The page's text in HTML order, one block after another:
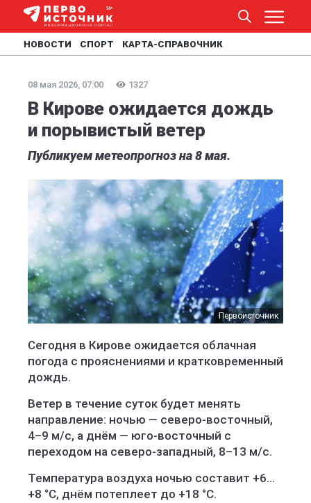
НОВОСТИ СПОРТ КАРТА-СПРАВОЧНИК
08 мая 2026, 07:00 1327
В Кирове ожидается дождь
и порывистый ветер
Публикуем метеопрогноз на 8 мая.
Первоисточник
Сегодня в Кирове ожидается облачная
погода с прояснениями и кратковременный
дождь.
Ветер в течение суток будет менять
направление: ночью — северо-восточный,
4–9 м/с, а днём — юго-восточный с
переходом на северо-западный, 8–13 м/с.
Температура воздуха ночью составит +6…
+8 °C, днём потеплеет до +18 °C.